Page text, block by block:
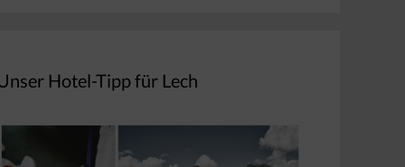
Hotel-Tipp für Lech